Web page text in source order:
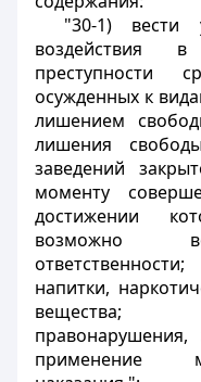
"30-1)
воздействия
преступности
осужденных к
лишением
лишения
заведений
моменту
достижении
возможно
напитки,
вещества;
применение